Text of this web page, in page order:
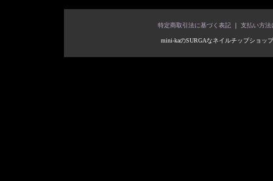
特定商取引法に基づく表記｜ 支払い方法
mini-kaのSURGAなネイルチップショッ